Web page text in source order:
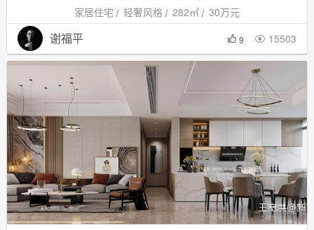
家居住宅 轻奢风格 282㎡ 30万元
谢福平 9  15503